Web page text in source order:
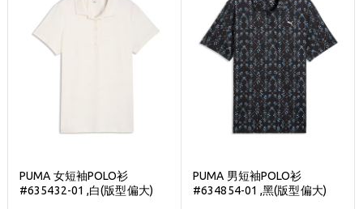
PUMA 女短袖POLO衫
#635432-01 ,白(版型偏大)
PUMA 男短袖POLO衫
#634854-01 ,黑(版型偏大)